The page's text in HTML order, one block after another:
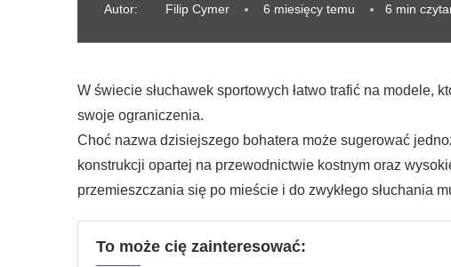
Autor: Filip Cymer 6 miesięcy temu 6 min
W świecie słuchawek sportowych łatwo trafić na modele,
swoje ograniczenia.
Choć nazwa dzisiejszego bohatera może sugerować
konstrukcji opartej na przewodnictwie kostnym oraz
przemieszczania się po mieście i do zwykłego słuchania
To może cię zainteresować: